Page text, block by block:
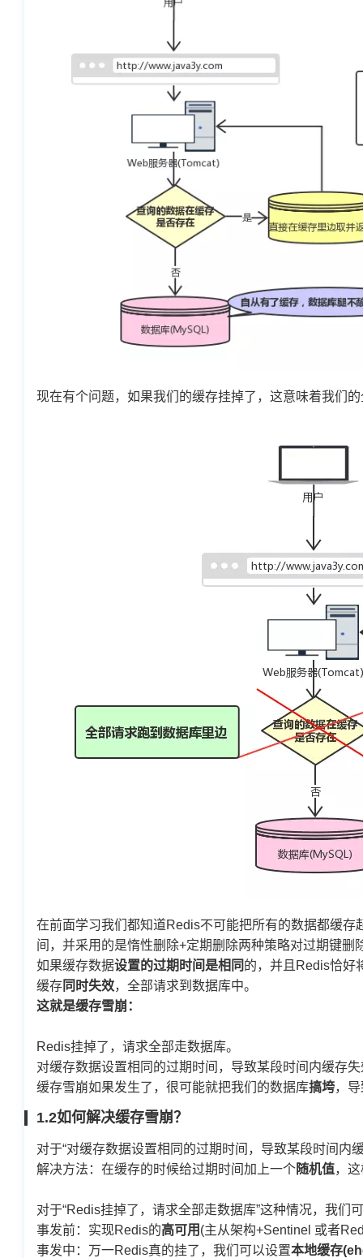
现在有个问题，如果我们的缓存挂掉了，这意味着我们
在前面学习我们都知道Redis不可能把所有的数据都缓
间，并采用的是惰性删除+定期删除两种策略对过期键删
如果缓存数据设置的过期时间是相同 的，并且Redis恰好
缓存同时失效，全部请求到数据库中。
这就是缓存雪崩：
Redis挂掉了，请求全部走数据库。
对缓存数据设置相同的过期时间，导致某段时间内缓存
缓存雪崩如果发生了，很可能就把我们的数据库搞垮，
1.2如何解决缓存雪崩？
对于“对缓存数据设置相同的过期时间，导致某段时间内
解决方法：在缓存的时候给过期时间加上一个随机值，
对于“Redis挂掉了，请求全部走数据库”这种情况，我们
事发前：实现Redis的高可用 (主从架构+Sentinel 或者
事发中：万一Redis真的挂了，我们可以设置本地缓存